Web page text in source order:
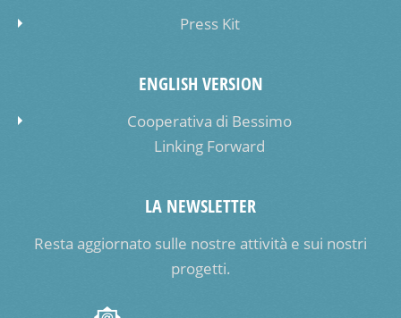
Press Kit
ENGLISH VERSION
Cooperativa di Bessimo
Linking Forward
LA NEWSLETTER
Resta aggiornato sulle nostre attività e sui nostri
progetti.